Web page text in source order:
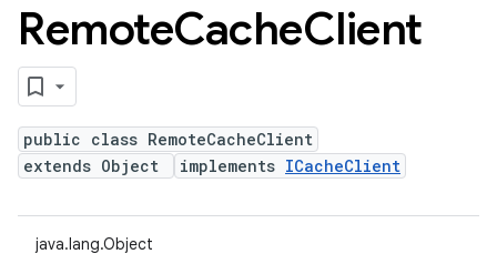
RemoteCacheClient
public class RemoteCacheClient
extends Object
implements ICacheClient
java.lang.Object